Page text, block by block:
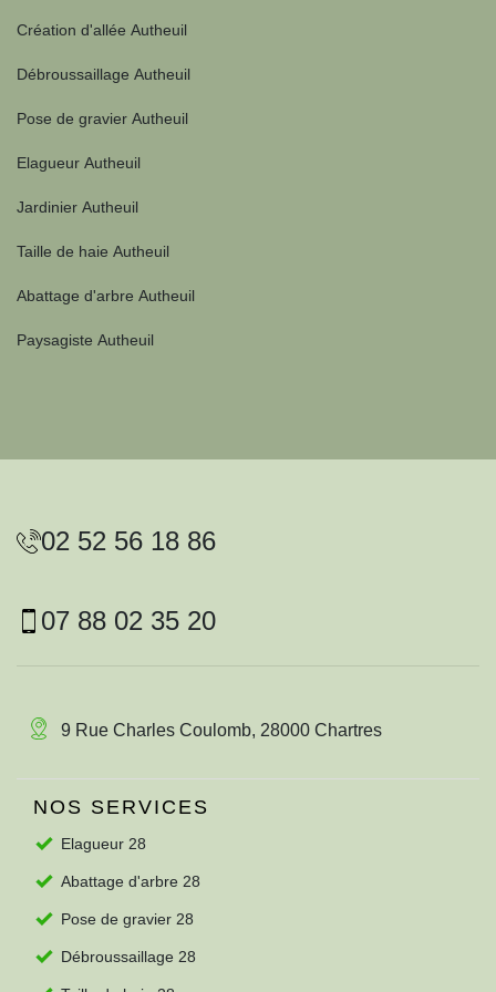
Création d'allée Autheuil
Débroussaillage Autheuil
Pose de gravier Autheuil
Elagueur Autheuil
Jardinier Autheuil
Taille de haie Autheuil
Abattage d'arbre Autheuil
Paysagiste Autheuil
02 52 56 18 86
07 88 02 35 20
9 Rue Charles Coulomb, 28000 Chartres
NOS SERVICES
Elagueur 28
Abattage d'arbre 28
Pose de gravier 28
Débroussaillage 28